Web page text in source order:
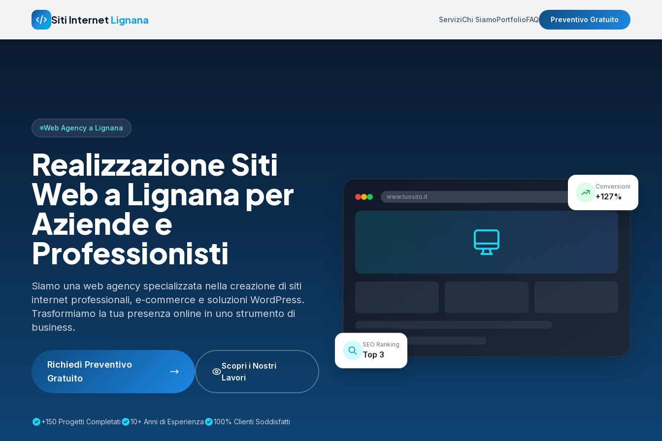
Siti Internet Lignana ServiziChi SiamoPortfolioFAQ Preventivo Gratuito
Web Agency a Lignana
Realizzazione Siti
Web a Lignana per
Aziende e
Professionisti
Siamo una web agency specializzata nella creazione di siti
internet professionali, e-commerce e soluzioni WordPress.
Trasformiamo la tua presenza online in uno strumento di
business.
Richiedi Preventivo
Gratuito
Scopri i Nostri
Lavori
+150 Progetti Completati 10+ Anni di Esperienza 100% Clienti Soddisfatti
www.tuosito.it
Conversioni
+127%
SEO Ranking
Top 3